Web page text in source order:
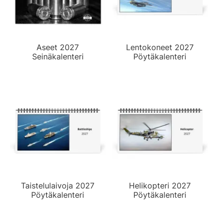
Aseet 2027
Seinäkalenteri
Lentokoneet 2027
Pöytäkalenteri
Taistelulaivoja 2027
Pöytäkalenteri
Helikopteri 2027
Pöytäkalenteri